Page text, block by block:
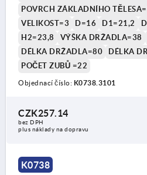
POVRCH ZÁKLADNÍHO
VELIKOST=3
D=16 D1=21,2
H2=23,8
VÝŠKA DRŽADLA=38
DÉLKA DRŽADLA=80
DÉLKA
POČET ZUBŮ =22
Objednací číslo: K0738.3101
CZK257.14
bez DPH
plus náklady na dopravu
K0738